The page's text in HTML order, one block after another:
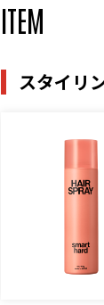
ITEM
スタイリ